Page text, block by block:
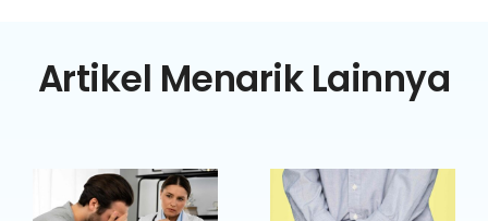
Artikel Menarik Lainnya